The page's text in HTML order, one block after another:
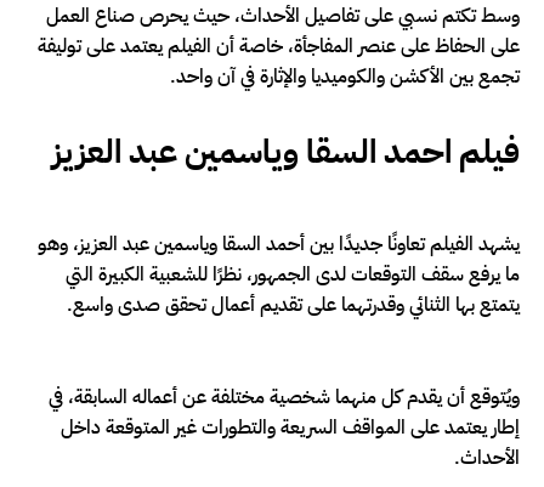
وسط تكتم نسبي على تفاصيل الأحداث، حيث يحرص صناع العمل
على الحفاظ على عنصر المفاجأة، خاصة أن الفيلم يعتمد على توليفة
تجمع بين الأكشن والكوميديا والإثارة في آن واحد.
فيلم احمد السقا وياسمين عبد العزيز
يشهد الفيلم تعاونًا جديدًا بين أحمد السقا وياسمين عبد العزيز، وهو
ما يرفع سقف التوقعات لدى الجمهور، نظرًا للشعبية الكبيرة التي
يتمتع بها الثنائي وقدرتهما على تقديم أعمال تحقق صدى واسع.
ويُتوقع أن يقدم كل منهما شخصية مختلفة عن أعماله السابقة، في
إطار يعتمد على المواقف السريعة والتطورات غير المتوقعة داخل
الأحداث.